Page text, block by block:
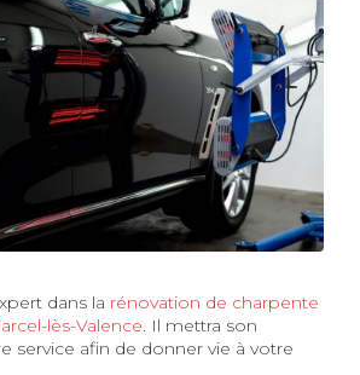
dans la rénovation de charpente
lès-Valence. Il mettra son
service afin de donner vie à votre